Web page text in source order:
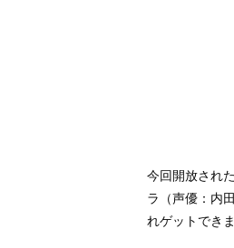
今回開放され
ラ（声優：内
れゲットできま